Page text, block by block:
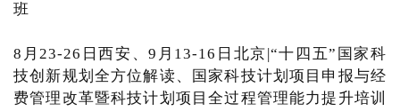
班
8月23-26日西安、9月13-16日北京|“十四五”国家科
技创新规划全方位解读、国家科技计划项目申报与经
费管理改革暨科技计划项目全过程管理能力提升培训